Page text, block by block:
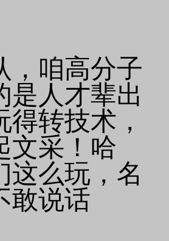
，咱高分子
是人才辈出
得转技术，
文采！哈
这么玩，名
敢说话